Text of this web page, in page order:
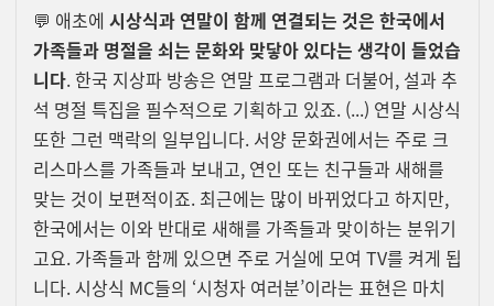
💬 애초에 시상식과 연말이 함께 연결되는 것은 한국에서
가족들과 명절을 쇠는 문화와 맞닿아 있다는 생각이 들었습
니다. 한국 지상파 방송은 연말 프로그램과 더불어, 설과 추
석 명절 특집을 필수적으로 기획하고 있죠. (...) 연말 시상식
또한 그런 맥락의 일부입니다. 서양 문화권에서는 주로 크
리스마스를 가족들과 보내고, 연인 또는 친구들과 새해를
맞는 것이 보편적이죠. 최근에는 많이 바뀌었다고 하지만,
한국에서는 이와 반대로 새해를 가족들과 맞이하는 분위기
고요. 가족들과 함께 있으면 주로 거실에 모여 TV를 켜게 됩
니다. 시상식 MC들의 ‘시청자 여러분’이라는 표현은 마치